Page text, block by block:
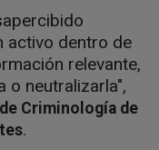
activo dentro de
relevante,
o neutralizarla",
Criminología de
.